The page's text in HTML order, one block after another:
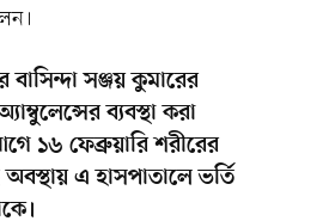
সঞ্জয় কুমারের
ব্যবস্থা করা
১৬ ফেব্রুয়ারি শরীরের
এ হাসপাতালে ভর্তি